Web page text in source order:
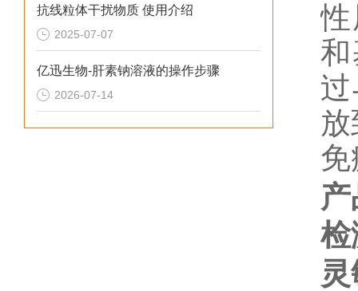
抗线粒体干扰物质 使用介绍
2025-07-07
亿迅生物-肝素钠溶液的操作步骤
2026-07-14
检